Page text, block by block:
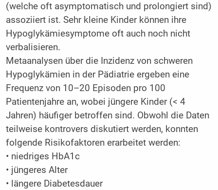
(welche oft asymptomatisch und prolongiert sind)
assoziiert ist. Sehr kleine Kinder können ihre
Hypoglykämiesymptome oft auch noch nicht
verbalisieren.
Metaanalysen über die Inzidenz von schweren
Hypoglykämien in der Pädiatrie ergeben eine
Frequenz von 10–20 Episoden pro 100
Patientenjahre an, wobei jüngere Kinder (< 4
Jahren) häufiger betroffen sind. Obwohl die Daten
teilweise kontrovers diskutiert werden, konnten
folgende Risikofaktoren erarbeitet werden:
• niedriges HbA1c
• jüngeres Alter
• längere Diabetesdauer